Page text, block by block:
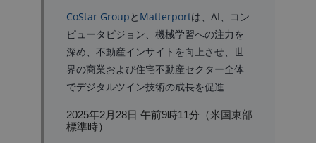
CoStar Groupと Matterportは、AI、コン
ピュータビジョン、機械学習への注力を
深め、不動産インサイトを向上させ、世
界の商業および住宅不動産セクター全体
でデジタルツイン技術の成長を促進
2025年2月28日 午前9時11分（米国東部
標準時）